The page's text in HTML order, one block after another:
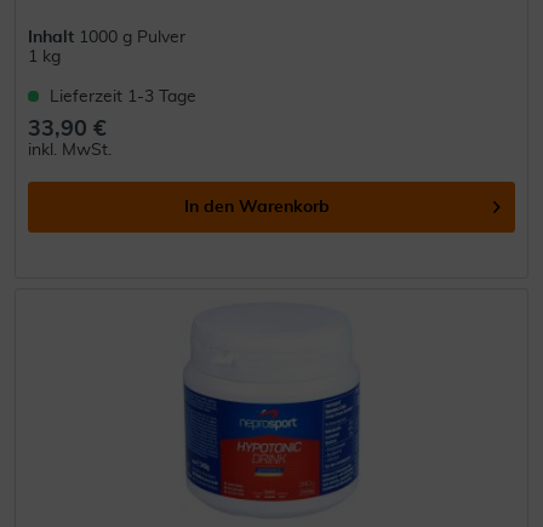
Inhalt 1000 g Pulver
1 kg
Lieferzeit 1-3 Tage
33,90 €
inkl. MwSt.
In den Warenkorb